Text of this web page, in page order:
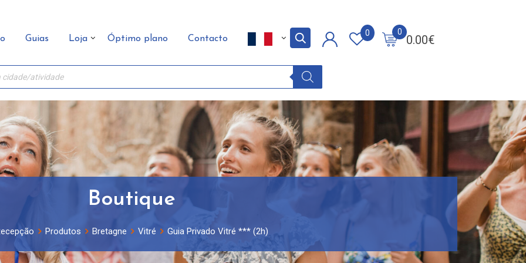
Guias Loja Óptimo plano Contacto 0.00€
0
0
Boutique
Produtos Bretagne Vitré Guia Privado Vitré *** (2h)